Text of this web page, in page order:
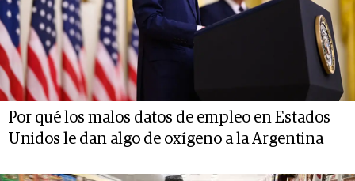
Por qué los malos datos de empleo en Estados
Unidos le dan algo de oxígeno a la Argentina